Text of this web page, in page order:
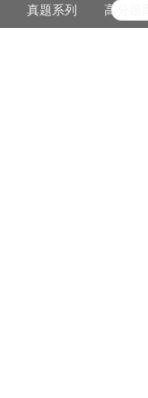
真题系列 高分题库